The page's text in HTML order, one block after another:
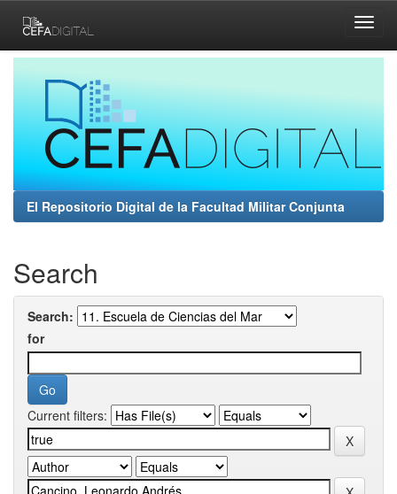
navigation
El Repositorio Digital de la Facultad Militar Conjunta
Search
Search:
for
Current filters: